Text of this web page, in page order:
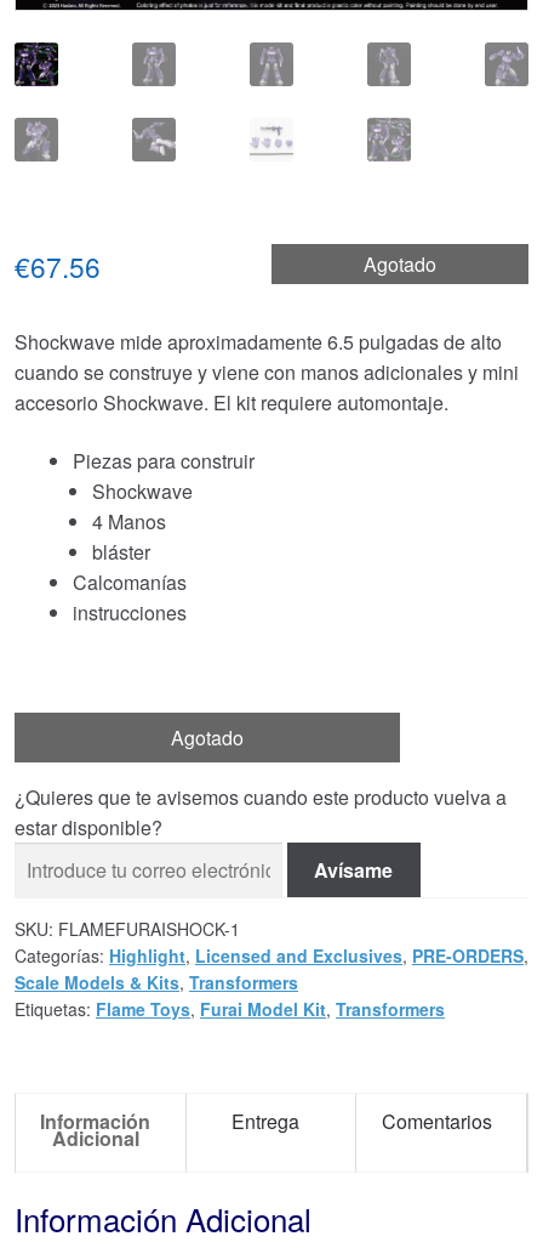
Agotado
€67.56
Shockwave mide aproximadamente 6.5 pulgadas de alto
cuando se construye y viene con manos adicionales y mini
accesorio Shockwave. El kit requiere automontaje.
Piezas para construir
Shockwave
4 Manos
bláster
Calcomanías
instrucciones
Agotado
¿Quieres que te avisemos cuando este producto vuelva a
estar disponible?
Avísame
SKU: FLAMEFURAISHOCK-1
Categorías: Highlight, Licensed and Exclusives, PRE-ORDERS,
Scale Models & Kits, Transformers
Etiquetas: Flame Toys, Furai Model Kit, Transformers
Información
Adicional
Entrega Comentarios
Información Adicional